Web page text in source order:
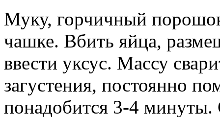
Муку, горчичный
чашке. Вбить яйца,
ввести уксус. Массу
загустения, постоянно
понадобится 3-4 минуты.